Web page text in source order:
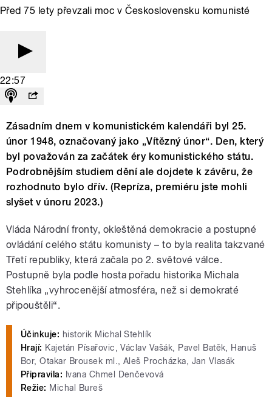
Před 75 lety převzali moc v Československu komunisté
22:57
Zásadním dnem v komunistickém kalendáři byl 25.
únor 1948, označovaný jako „Vítězný únor“. Den, který
byl považován za začátek éry komunistického státu.
Podrobnějším studiem dění ale dojdete k závěru, že
rozhodnuto bylo dřív. (Repríza, premiéru jste mohli
slyšet v únoru 2023.)
Vláda Národní fronty, okleštěná demokracie a postupné
ovládání celého státu komunisty – to byla realita takzvané
Třetí republiky, která začala po 2. světové válce.
Postupně byla podle hosta pořadu historika Michala
Stehlíka „vyhrocenější atmosféra, než si demokraté
připouštěli“.
Účinkuje: historik Michal Stehlík
Hrají: Kajetán Písařovic, Václav Vašák, Pavel Batěk, Hanuš
Bor, Otakar Brousek ml., Aleš Procházka, Jan Vlasák
Připravila: Ivana Chmel Denčevová
Režie: Michal Bureš